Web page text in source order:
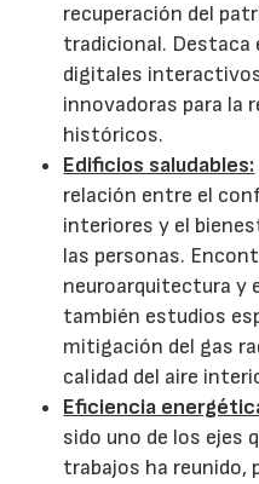
recuperación del
tradicional. Destaca
digitales
innovadoras para la
históricos.
Edificios saludables:
relación entre el
interiores y el
las personas.
neuroarquitectura y
también estudios
mitigación del gas
calidad del aire
Eficiencia
sido uno de los ejes
trabajos ha reunido,